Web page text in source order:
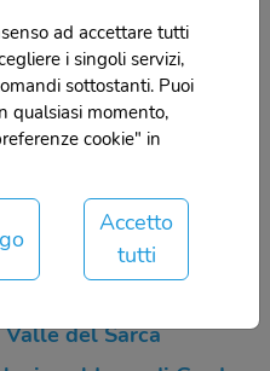
del 92° Congresso
dei
del Sarca
ad accettare tutti
i singoli servizi,
sottostanti. Puoi
qualsiasi momento,
cookie" in
Accetto
tutti